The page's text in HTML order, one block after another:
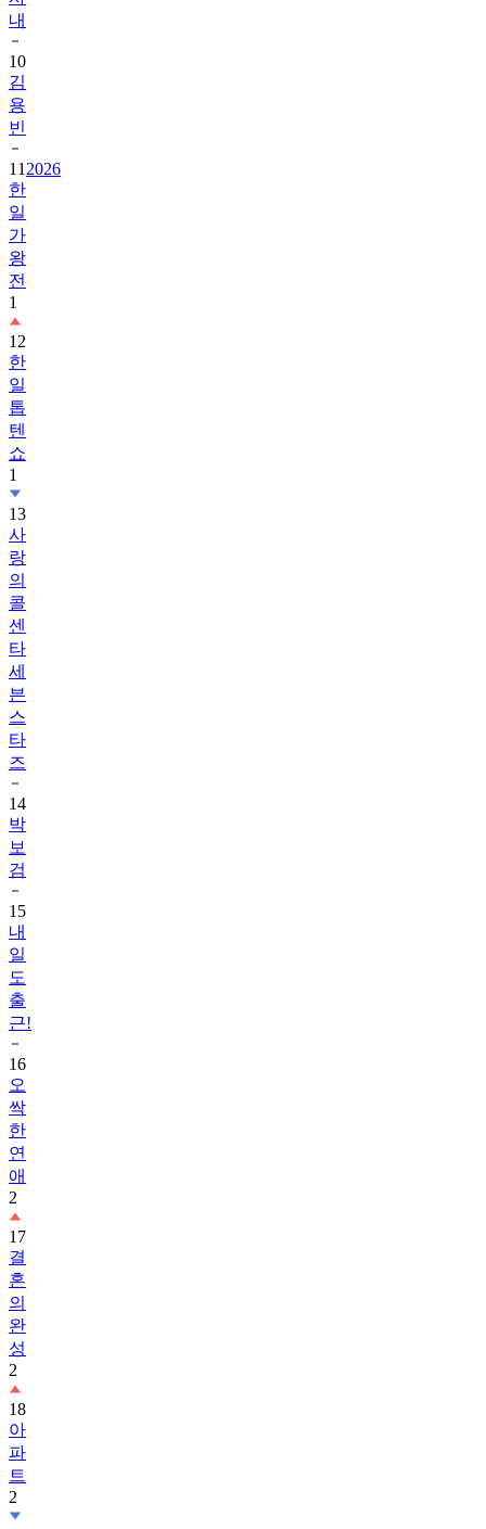
10
김
용
빈
11
한
일
가
왕
전
1
12
한
일
톱
텐
쇼
1
13
사
랑
의
콜
센
타
세
븐
스
타
즈
14
박
보
검
15
내
일
도
출
근!
16
오
싹
한
연
애
2
17
결
혼
의
완
성
2
18
아
파
트
2
19
트